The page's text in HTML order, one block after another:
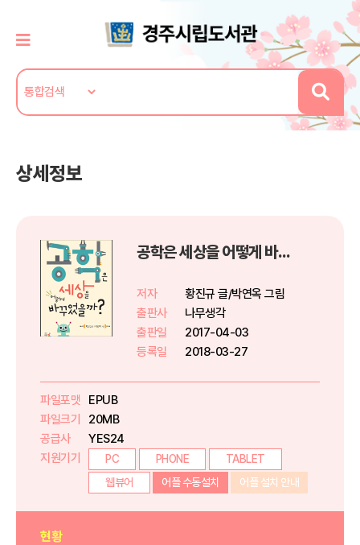
상세정보
공학은 세상을 어떻게 바꾸었을까?
저자
황진규 글/박연옥 그림
출판사
나무생각
출판일
2017-04-03
등록일
2018-03-27
파일포맷
EPUB
파일크기
20MB
공급사
YES24
지원기기
PC PHONE
TABLET
웹뷰어
어플 수동설치 어플 설치 안내
현황